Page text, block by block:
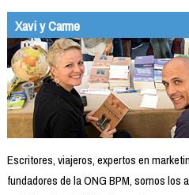
Xavi y Carme
Escritores, viajeros, expertos en
fundadores de la ONG BPM, somos los